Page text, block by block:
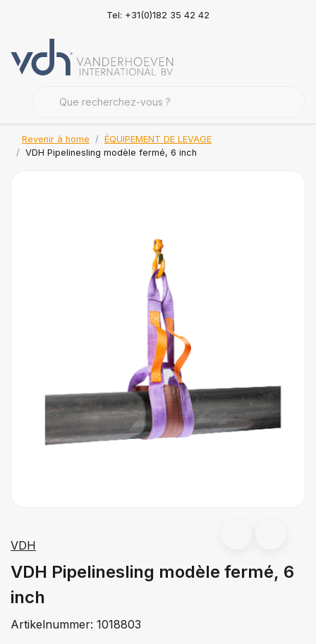
Tel: +31(0)182 35 42 42
Revenir à home
ÉQUIPEMENT DE LEVAGE
VDH Pipelinesling modèle fermé, 6 inch
VDH
VDH Pipelinesling modèle fermé, 6
inch
Artikelnummer: 1018803